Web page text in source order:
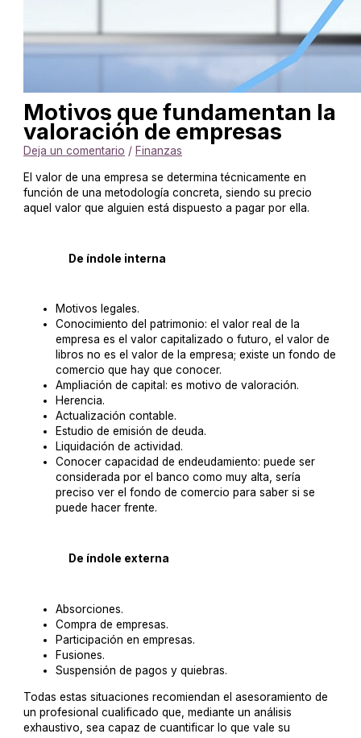
Motivos que fundamentan la
valoración de empresas
Deja un comentario / Finanzas
El valor de una empresa se determina técnicamente en
función de una metodología concreta, siendo su precio
aquel valor que alguien está dispuesto a pagar por ella.
De índole interna
Motivos legales.
Conocimiento del patrimonio: el valor real de la
empresa es el valor capitalizado o futuro, el valor de
libros no es el valor de la empresa; existe un fondo de
comercio que hay que conocer.
Ampliación de capital: es motivo de valoración.
Herencia.
Actualización contable.
Estudio de emisión de deuda.
Liquidación de actividad.
Conocer capacidad de endeudamiento: puede ser
considerada por el banco como muy alta, sería
preciso ver el fondo de comercio para saber si se
puede hacer frente.
De índole externa
Absorciones.
Compra de empresas.
Participación en empresas.
Fusiones.
Suspensión de pagos y quiebras.
Todas estas situaciones recomiendan el asesoramiento de
un profesional cualificado que, mediante un análisis
exhaustivo, sea capaz de cuantificar lo que vale su